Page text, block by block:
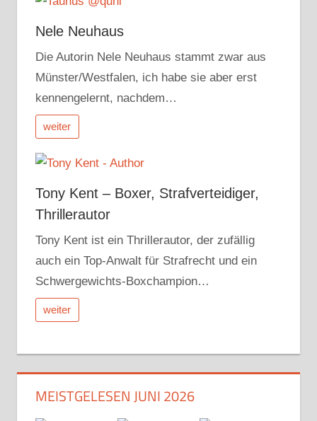
Nele Neuhaus
Die Autorin Nele Neuhaus stammt zwar aus
Münster/Westfalen, ich habe sie aber erst
kennengelernt, nachdem…
weiter
Tony Kent – Boxer, Strafverteidiger,
Thrillerautor
Tony Kent ist ein Thrillerautor, der zufällig
auch ein Top-Anwalt für Strafrecht und ein
Schwergewichts-Boxchampion…
weiter
MEISTGELESEN JUNI 2026